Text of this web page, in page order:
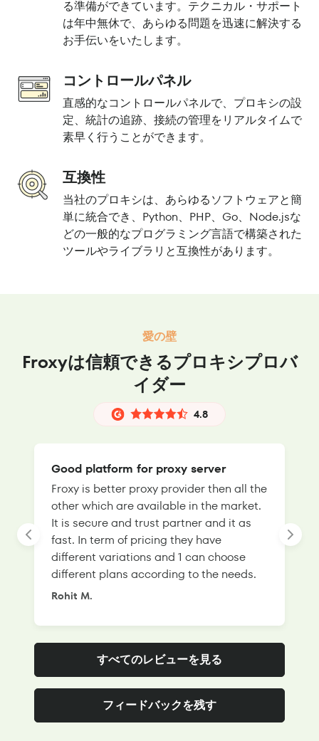
る準備ができています。テクニカル・サポート
は年中無休で、あらゆる問題を迅速に解決する
お手伝いをいたします。
コントロールパネル
直感的なコントロールパネルで、プロキシの設
定、統計の追跡、接続の管理をリアルタイムで
素早く行うことができます。
互換性
当社のプロキシは、あらゆるソフトウェアと簡
単に統合でき、Python、PHP、Go、Node.jsな
どの一般的なプログラミング言語で構築された
ツールやライブラリと互換性があります。
愛の壁
Froxyは信頼できるプロキシプロバ
イダー
4.8
Good platform for proxy server
Froxy is better proxy provider then all the
other which are available in the market.
It is secure and trust partner and it as
fast. In term of pricing they have
different variations and 1 can choose
different plans according to the needs.
Rohit M.
すべてのレビューを見る
フィードバックを残す